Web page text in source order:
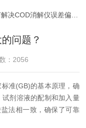
决COD消解仪误差偏大的问题？
问题？
：2056
准(GB)的基本原理，确
剂溶液的配制和加入量
法相一致，确保了可靠